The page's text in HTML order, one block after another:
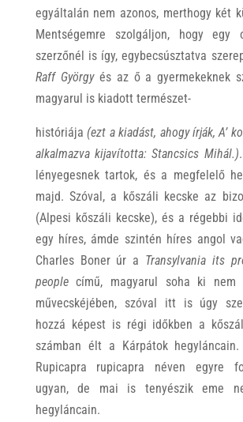
egyáltalán nem azonos, merthogy két
Mentségemre szolgáljon, hogy
szerzőnél is így, egybecsúsztatva
Raff György és az ő a gyermekeknek
magyarul is kiadott természet-
históriája (ezt a kiadást, ahogy írják, A’
alkalmazva kijavította: Stancsics Mihál.)
lényegesnek tartok, és a megfelelő
majd. Szóval, a kőszáli kecske az
(Alpesi kőszáli kecske), és a régebbi
egy híres, ámde szintén híres angol
Charles Boner úr a Transylvania its
peoplecímű, magyarul soha ki nem
művecskéjében, szóval itt is úgy
hozzá képest is régi időkben a
számban élt a Kárpátok
Rupicapra rupicapra néven egyre
ugyan, de mai is tenyészik eme
hegyláncain.